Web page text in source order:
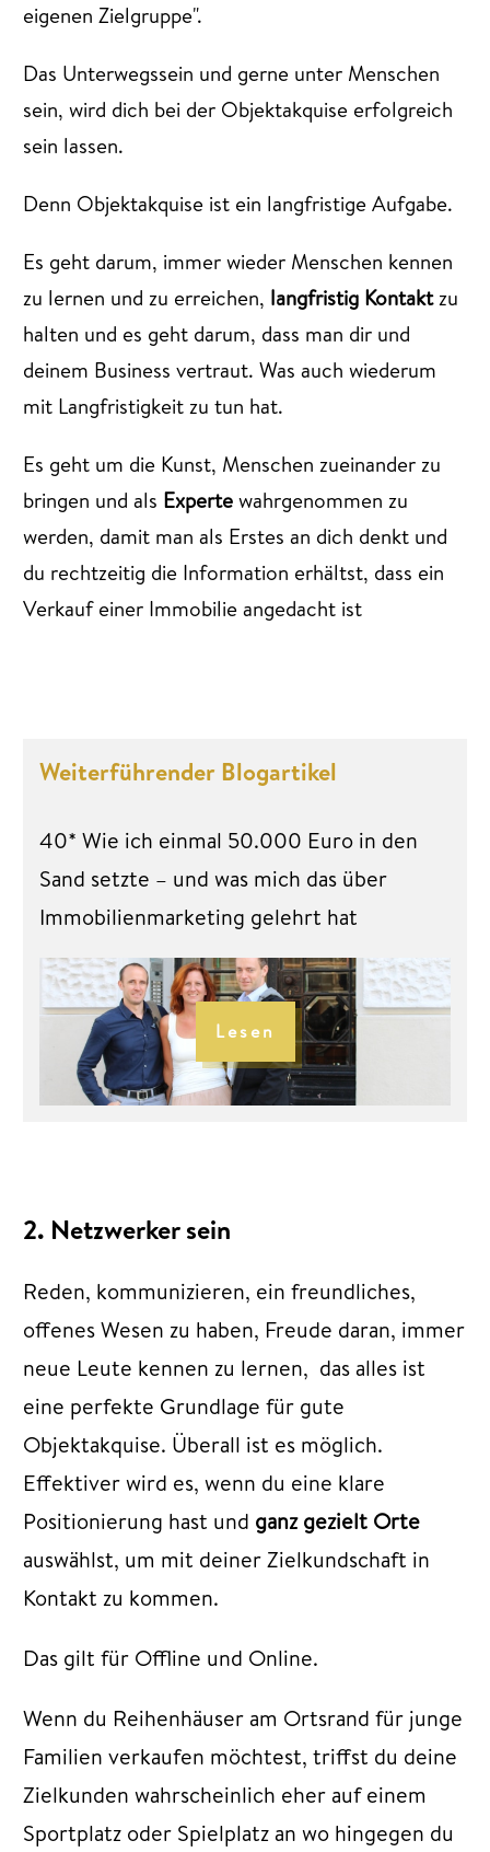
eigenen Zielgruppe".
Das Unterwegssein und gerne unter Menschen
sein, wird dich bei der Objektakquise erfolgreich
sein lassen.
Denn Objektakquise ist ein langfristige Aufgabe.
Es geht darum, immer wieder Menschen kennen
zu lernen und zu erreichen, langfristig Kontaktzu
halten und es geht darum, dass man dir und
deinem Business vertraut. Was auch wiederum
mit Langfristigkeit zu tun hat.
Es geht um die Kunst, Menschen zueinander zu
bringen und als Expertewahrgenommen zu
werden, damit man als Erstes an dich denkt und
du rechtzeitig die Information erhältst, dass ein
Verkauf einer Immobilie angedacht ist
Weiterführender Blogartikel
40* Wie ich einmal 50.000 Euro in den
Sand setzte – und was mich das über
Immobilienmarketing gelehrt hat
Lesen
2. Netzwerker sein
Reden, kommunizieren, ein freundliches,
offenes Wesen zu haben, Freude daran, immer
neue Leute kennen zu lernen, das alles ist
eine perfekte Grundlage für gute
Objektakquise. Überall ist es möglich.
Effektiver wird es, wenn du eine klare
Positionierung hast und ganz gezielt Orte
auswählst, um mit deiner Zielkundschaft in
Kontakt zu kommen.
Das gilt für Offline und Online.
Wenn du Reihenhäuser am Ortsrand für junge
Familien verkaufen möchtest, triffst du deine
Zielkunden wahrscheinlich eher auf einem
Sportplatz oder Spielplatz an wo hingegen du